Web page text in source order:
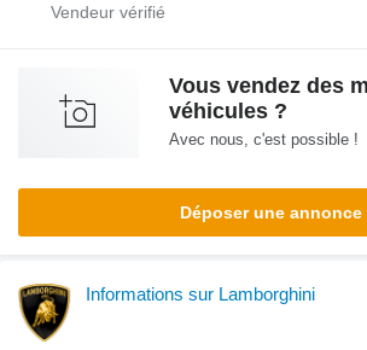
Vous vendez des
véhicules ?
Avec nous, c'est possible !
Déposer une annonce
Informations sur Lamborghini